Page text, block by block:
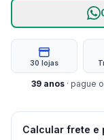
30 lojas
39 anos · pague
Calcular frete e